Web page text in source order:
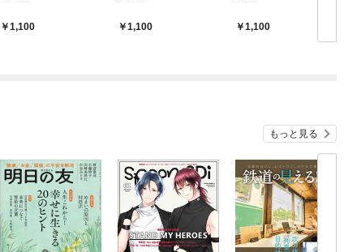
1,100 1,100 1,100
もっと見る